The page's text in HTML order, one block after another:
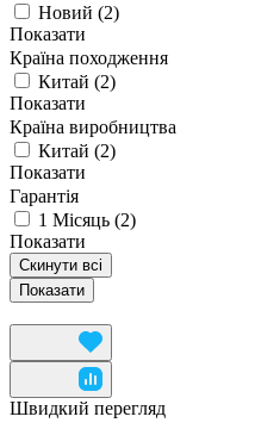
Новий (2)
Показати
Країна походження
Китай (2)
Показати
Країна виробництва
Китай (2)
Показати
Гарантія
1 Місяць (2)
Показати
Скинути всі
Швидкий перегляд